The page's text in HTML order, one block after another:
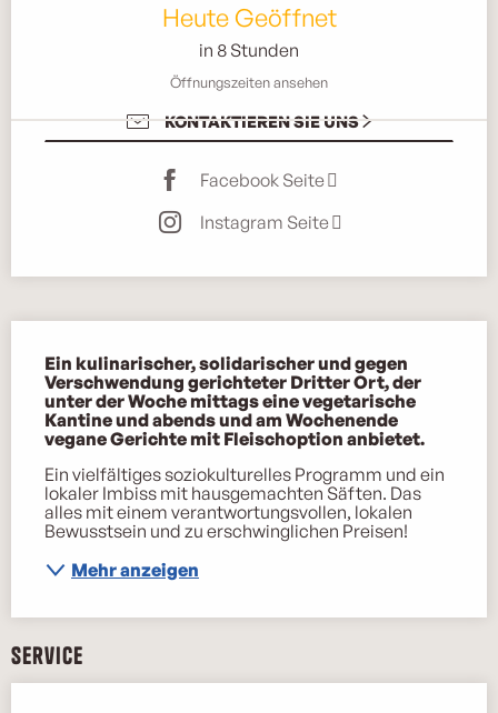
Heute Geöffnet
in 8 Stunden
Öffnungszeiten ansehen
KONTAKTIEREN SIE UNS
Facebook Seite
Instagram Seite
Ein kulinarischer, solidarischer und gegen
Verschwendung gerichteter Dritter Ort, der
unter der Woche mittags eine vegetarische
Kantine und abends und am Wochenende
vegane Gerichte mit Fleischoption anbietet.
Ein vielfältiges soziokulturelles Programm und ein
lokaler Imbiss mit hausgemachten Säften. Das
alles mit einem verantwortungsvollen, lokalen
Bewusstsein und zu erschwinglichen Preisen!
Mehr anzeigen
Service